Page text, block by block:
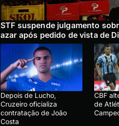
STF suspende julgamento
azar após pedido de vista de
Depois de Lucho,
Cruzeiro oficializa
contratação de João
Costa
CBF
de